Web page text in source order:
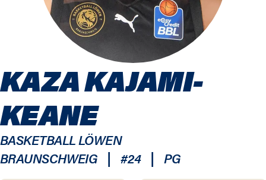
KAZA KAJAMI-
KEANE
BASKETBALL LÖWEN
BRAUNSCHWEIG | #24 | PG